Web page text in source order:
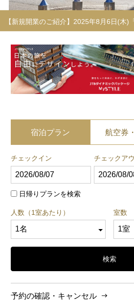
宿泊プラン 航空券
チェックイン チェックア
日帰りプランを検索
人数（1室あたり） 室数
検索
予約の確認・キャンセル